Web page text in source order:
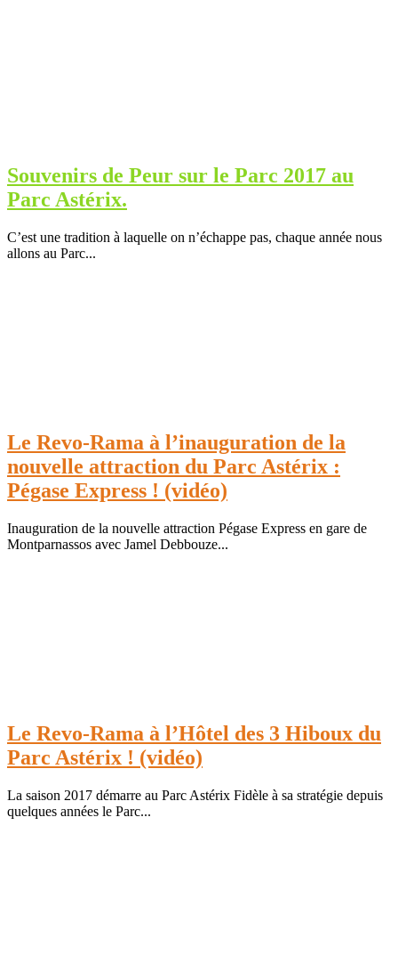
Souvenirs de Peur sur le Parc 2017 au
Parc Astérix.
C’est une tradition à laquelle on n’échappe pas, chaque année nous
allons au Parc...
Le Revo-Rama à l’inauguration de la
nouvelle attraction du Parc Astérix :
Pégase Express ! (vidéo)
Inauguration de la nouvelle attraction Pégase Express en gare de
Montparnassos avec Jamel Debbouze...
Le Revo-Rama à l’Hôtel des 3 Hiboux du
Parc Astérix ! (vidéo)
La saison 2017 démarre au Parc Astérix Fidèle à sa stratégie depuis
quelques années le Parc...